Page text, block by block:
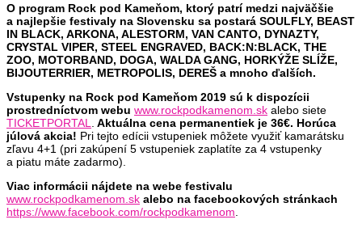
O program Rock pod Kameňom, ktorý patrí medzi najväčšie
a najlepšie festivaly na Slovensku sa postará SOULFLY, BEAST
IN BLACK, ARKONA, ALESTORM, VAN CANTO, DYNAZTY,
CRYSTAL VIPER, STEEL ENGRAVED, BACK:N:BLACK, THE
ZOO, MOTORBAND, DOGA, WALDA GANG, HORKÝŽE SLÍŽE,
BIJOUTERRIER, METROPOLIS, DEREŠ a mnoho ďalších.
Vstupenky na Rock pod Kameňom 2019 sú k dispozícii
prostredníctvom webu www.rockpodkamenom.sk alebo siete
TICKETPORTAL
Aktuálna cena permanentiek je 36€. Horúca
júlová akcia! Pri tejto edícii vstupeniek môžete využiť kamarátsku
zľavu 4+1 (pri zakúpení 5 vstupeniek zaplatíte za 4 vstupenky
a piatu máte zadarmo).
Viac informácii nájdete na webe festivalu
www.rockpodkamenom.sk alebo na facebookových stránkach
https://www.facebook.com/rockpodkamenom